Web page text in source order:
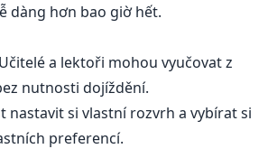
dàng hơn bao giờ hết.
Učitelé a lektoři mohou vyučovat z
nutnosti dojíždění.
nastavit si vlastní rozvrh a vybírat si
preferencí.